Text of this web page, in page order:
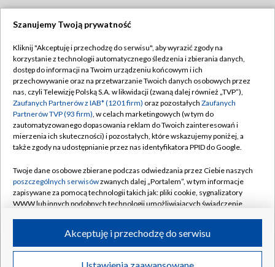
TVP
Abonament TVP
Emisja w TVP
Centrum informacji TVP
Naziemna Telewizja Cyfrowa
Rada Programowa
System NOS
Informacje o nadawcy
Program dla prasy
Regulamin TVP
Polityka prywatności
Moje zgody
Pomoc
Kontakt
Kanały
©2026 Telewizja Polska S.A. w likwidacji
Szanujemy Twoją prywatność
Kliknij "Akceptuję i przechodzę do serwisu", aby wyrazić zgody na
korzystanie z technologii automatycznego śledzenia i zbierania danych,
dostęp do informacji na Twoim urządzeniu końcowym i ich
przechowywanie oraz na przetwarzanie Twoich danych osobowych przez
nas, czyli Telewizję Polską S.A. w likwidacji (zwaną dalej również „TVP”),
Zaufanych Partnerów z IAB* (1201 firm) oraz pozostałych Zaufanych
Partnerów TVP (93 firm), w celach marketingowych (w tym do
zautomatyzowanego dopasowania reklam do Twoich zainteresowań i
mierzenia ich skuteczności) i pozostałych, które wskazujemy poniżej, a
także zgody na udostępnianie przez nas identyfikatora PPID do Google.
Twoje dane osobowe zbierane podczas odwiedzania przez Ciebie naszych
poszczególnych serwisówzwanych dalej „Portalem”, w tym informacje
zapisywane za pomocą technologii takich jak: pliki cookie, sygnalizatory
WWW lub innych podobnych technologii umożliwiających świadczenie
ruchu w Internecie.
Twoje dane osobowe zbierane podczas odwiedzania przez Ciebie
Akceptuję i przechodzę do serwisu